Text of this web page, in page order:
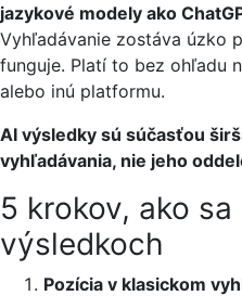
jazykové modely ako
Vyhľadávanie zostáva úzko
funguje. Platí to bez ohľadu
alebo inú platformu.
AI výsledky sú súčasťou
vyhľadávania, nie jeho
5 krokov, ako
výsledkoch
Pozícia v klasickom